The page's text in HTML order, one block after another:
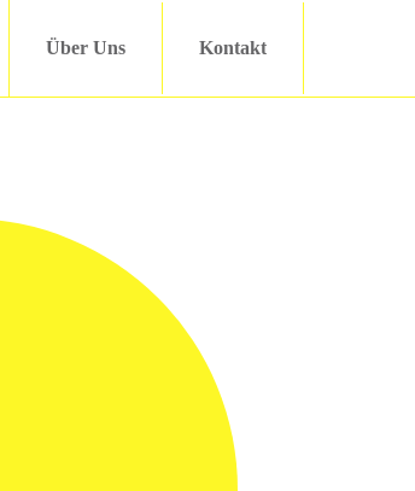
Über Uns Kontakt